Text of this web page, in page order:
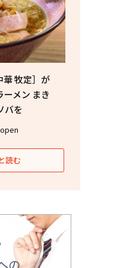
華 牧定］が
メン まき
バを
読む